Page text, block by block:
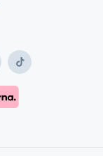
TikTok
Payment Klarna